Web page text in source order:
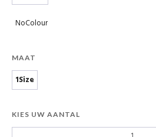
NoColour
MAAT
1Size
KIES UW AANTAL